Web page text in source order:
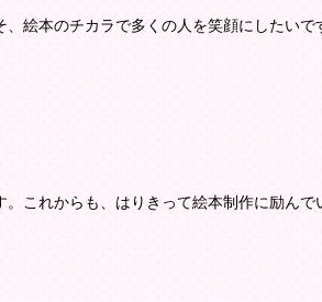
絵本のチカラで多くの人を笑顔にしたい
これからも、はりきって絵本制作に励んで